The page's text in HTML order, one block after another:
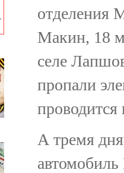
Макин, 18
селе
пропали
проводится
А тремя